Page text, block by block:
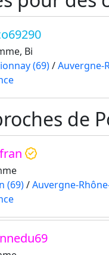
Bi
(69)/Auvergne-
de
(69)/Auvergne-